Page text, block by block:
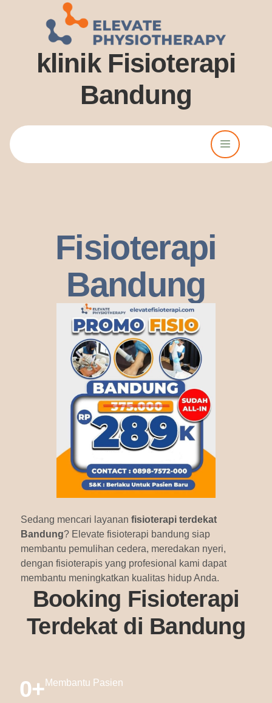
klinik Fisioterapi
Bandung
Fisioterapi
Bandung
Sedang mencari layanan fisioterapi terdekat
Bandung? Elevate fisioterapi bandung siap
membantu pemulihan cedera, meredakan nyeri,
dengan fisioterapis yang profesional kami dapat
membantu meningkatkan kualitas hidup Anda.
Booking Fisioterapi
Terdekat di Bandung
0+ Membantu Pasien